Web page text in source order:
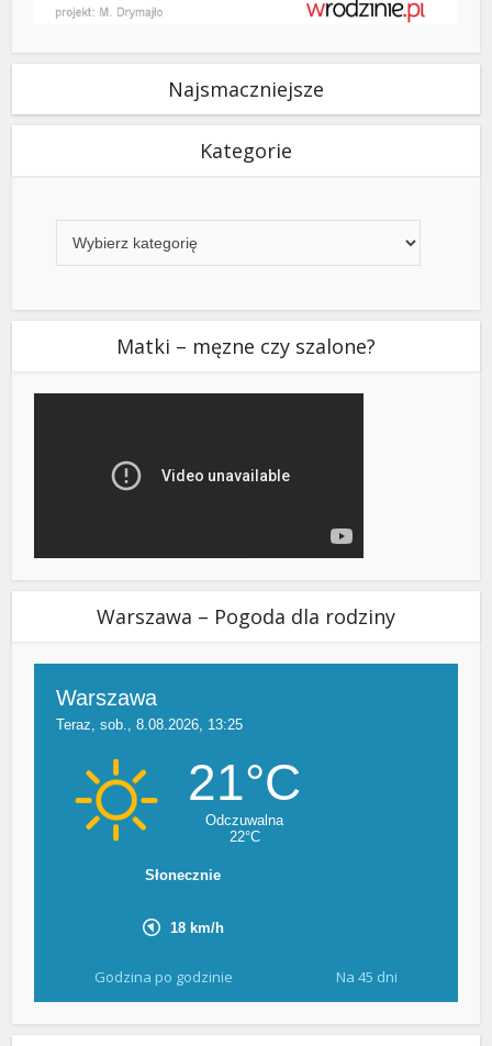
Najsmaczniejsze
Kategorie
Matki – męzne czy szalone?
Warszawa – Pogoda dla rodziny
Godzina po godzinie Na 45 dni